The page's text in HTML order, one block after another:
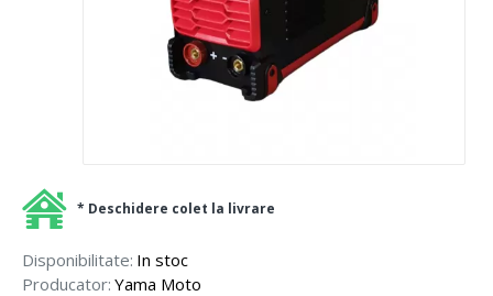
Disponibilitate: In stoc
Producator: Yama Moto
* Deschidere colet la livrare